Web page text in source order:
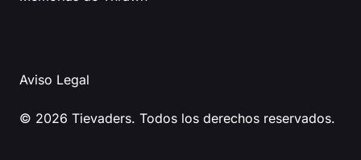
© 2026 Tievaders. Todos los derechos reservados.
Aviso Legal